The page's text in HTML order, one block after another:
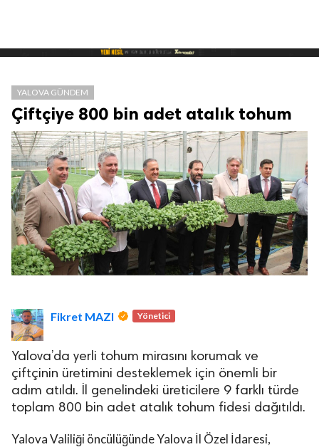
Asayiş
YALOVA GÜNDEM
Çiftçiye 800 bin adet atalık tohum
Fikret MAZI Yönetici
Yalova’da yerli tohum mirasını korumak ve
çiftçinin üretimini desteklemek için önemli bir
adım atıldı. İl genelindeki üreticilere 9 farklı türde
toplam 800 bin adet atalık tohum fidesi dağıtıldı.
Yalova Valiliği öncülüğünde Yalova İl Özel İdaresi,